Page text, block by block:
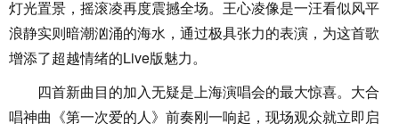
灯光置景，摇滚凌再度震撼全场。王心凌像是一汪看似风平
浪静实则暗潮汹涌的海水，通过极具张力的表演，为这首歌
增添了超越情绪的Live版魅力。
四首新曲目的加入无疑是上海演唱会的最大惊喜。大合
唱神曲《第一次爱的人》前奏刚一响起，现场观众就立即启